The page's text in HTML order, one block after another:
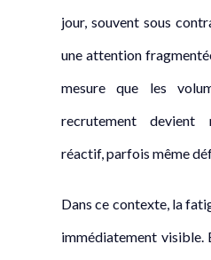
jour, souvent sous
une attention
mesure que les
recrutement devient
réactif, parfois même
Dans ce contexte, la
immédiatement visible.